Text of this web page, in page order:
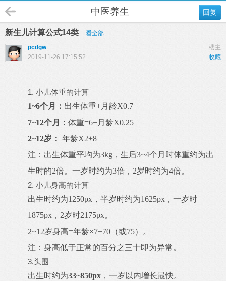
回复
中医养生
新生儿计算公式14类
看全部
楼主
pcdgw
收藏
2019-11-26 17:15:52
1. 小儿体重的计算
1~6个月： 出生体重+月龄X0.7
7~12个月： 体重=6+月龄X0.25
2~12岁： 年龄X2+8
注：出生体重平均为3kg，生后3~4个月时体重约为出
生时的2倍。一岁时约为3倍，2岁时约为4倍。
2. 小儿身高的计算
出生时约为1250px，半岁时约为1625px，一岁时
1875px，2岁时2175px。
2~12岁身高=年龄×7+70（或75）。
注：身高低于正常的百分之三十即为异常。
3.头围
出生时约为33~850px ，一岁以内增长最快。